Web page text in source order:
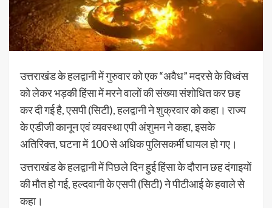
उत्तराखंड के हलद्वानी में गुरुवार को एक “अवैध” मदरसे के विध्वंस
को लेकर भड़की हिंसा में मरने वालों की संख्या संशोधित कर छह
कर दी गई है, एसपी (सिटी), हलद्वानी ने शुक्रवार को कहा। राज्य
के एडीजी कानून एवं व्यवस्था एपी अंशुमन ने कहा, इसके
अतिरिक्त, घटना में 100 से अधिक पुलिसकर्मी घायल हो गए।
उत्तराखंड के हलद्वानी में पिछले दिन हुई हिंसा के दौरान छह दंगाइयों
की मौत हो गई, हल्दवानी के एसपी (सिटी) ने पीटीआई के हवाले से
कहा।